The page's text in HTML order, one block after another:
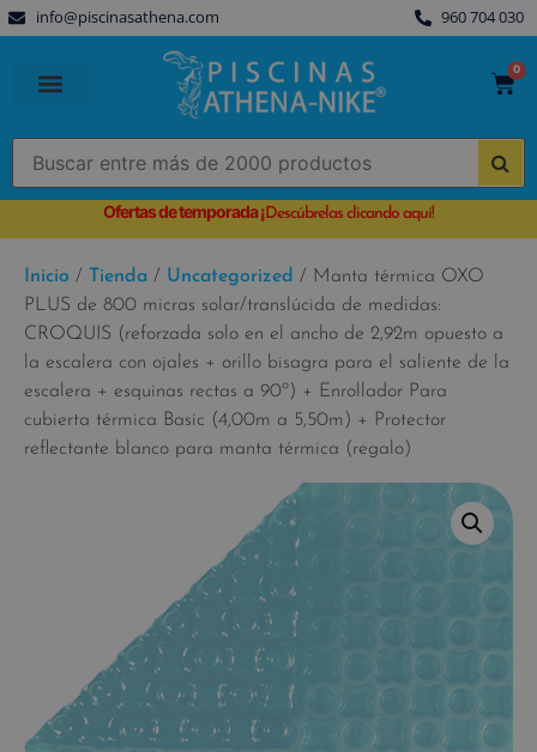
info@piscinasathena.com 960 704 030
0
Ofertas de temporada¡Descúbrelas clicando aquí!
Inicio / Tienda / Uncategorized / Manta térmica OXO
PLUS de 800 micras solar/translúcida de medidas:
CROQUIS (reforzada solo en el ancho de 2,92m opuesto a
la escalera con ojales + orillo bisagra para el saliente de la
escalera + esquinas rectas a 90º) + Enrollador Para
cubierta térmica Basic (4,00m a 5,50m) + Protector
reflectante blanco para manta térmica (regalo)